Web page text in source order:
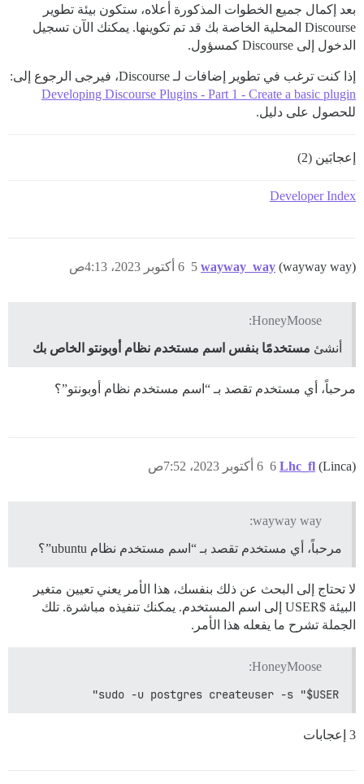
بعد إكمال جميع الخطوات المذكورة أعلاه، ستكون بيئة تطوير
Discourse المحلية الخاصة بك قد تم تكوينها. يمكنك الآن تسجيل
الدخول إلى Discourse كمسؤول.
إذا كنت ترغب في تطوير إضافات لـ Discourse، فيرجى الرجوع إلى:
Developing Discourse Plugins - Part 1 - Create a basic plugin
للحصول على دليل.
إعجابَين (2)
Developer Index
wayway_way (wayway way) 6 أكتوبر 2023، 4:13ص 5
HoneyMoose:
أنشئ مستخدمًا بنفس اسم مستخدم نظام أوبونتو الخاص بك
مرحباً، أي مستخدم تقصد بـ “اسم مستخدم نظام أوبونتو”؟
Lhc_fl (Linca) 6 أكتوبر 2023، 7:52ص 6
wayway way:
مرحباً، أي مستخدم تقصد بـ “اسم مستخدم نظام ubuntu”؟
لا تحتاج إلى البحث عن ذلك بنفسك، هذا الأمر يعني تعيين متغير
البيئة $USER إلى اسم المستخدم. يمكنك تنفيذه مباشرة. تلك
الجملة تشرح ما يفعله هذا الأمر.
HoneyMoose:
sudo -u postgres createuser -s "$USER"
3 إعجابات